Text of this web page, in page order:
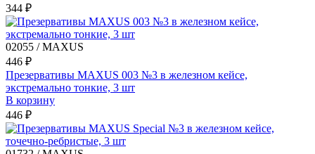
344 ₽
02055 / MAXUS
446 ₽
Презервативы MAXUS 003 №3 в железном кейсе,
экстремально тонкие, 3 шт
В корзину
446 ₽